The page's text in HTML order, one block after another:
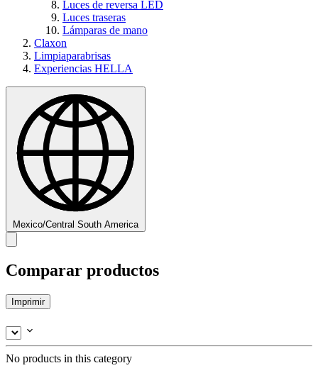
Luces de reversa LED
Luces traseras
Lámparas de mano
Claxon
Limpiaparabrisas
Experiencias HELLA
Mexico/Central South America
Comparar productos
Imprimir
No products in this category